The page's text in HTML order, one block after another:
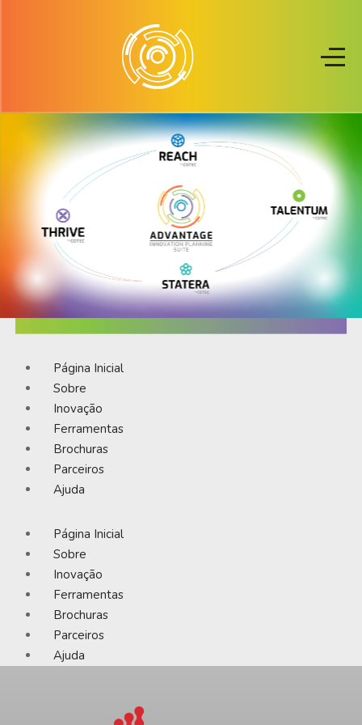
Página Inicial
Sobre
Inovação
Ferramentas
Brochuras
Parceiros
Ajuda
Página Inicial
Sobre
Inovação
Ferramentas
Brochuras
Parceiros
Ajuda